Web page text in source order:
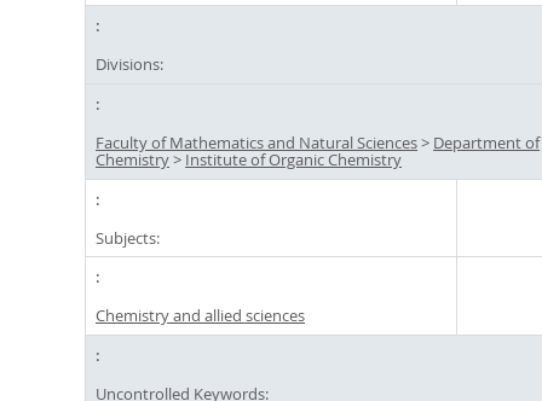
Divisions:
Faculty of Mathematics and Natural Sciences> Department of
Chemistry> Institute of Organic Chemistry
Subjects:
Chemistry and allied sciences
Uncontrolled Keywords: